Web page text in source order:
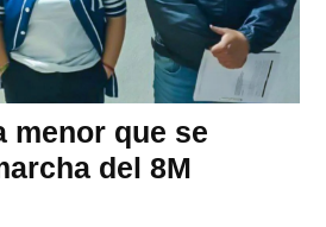
menor que se
del 8M